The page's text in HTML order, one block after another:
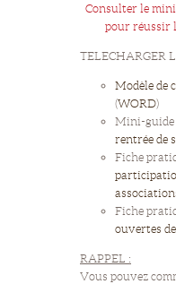
Consulter le
pour réussir
TELECHARGER
Modèle de
(WORD)
Mini-guide
rentrée de
Fiche
Fiche
ouvertes
RAPPEL :
Vous pouvez